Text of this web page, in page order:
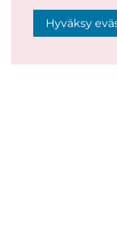
Hyväksy